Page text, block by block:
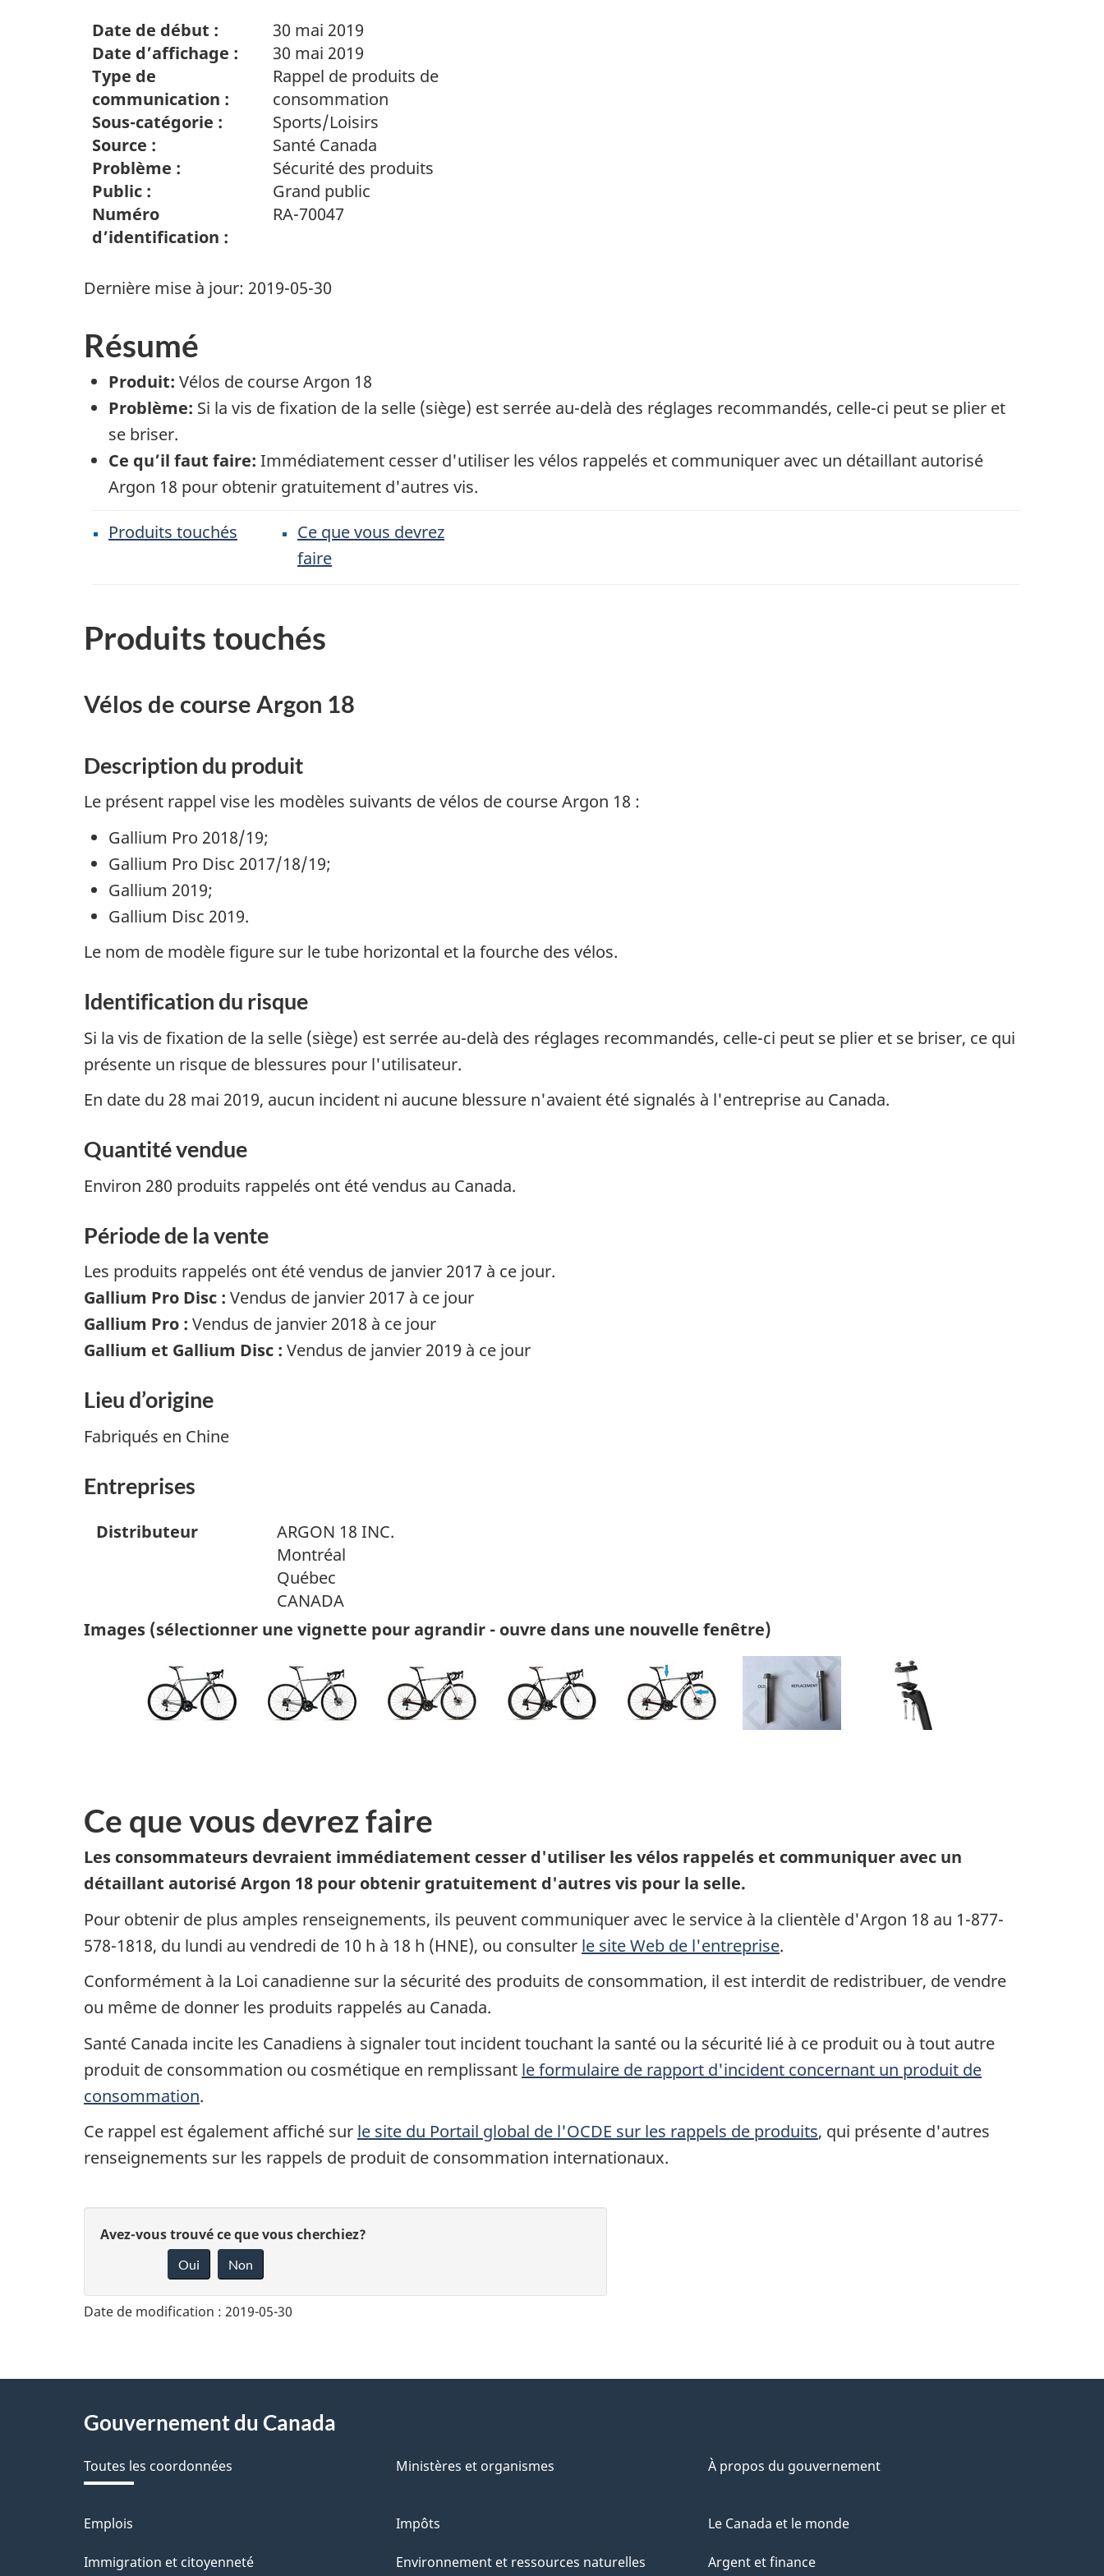
Date de début :
30 mai 2019
Date d’affichage :
30 mai 2019
Type de
communication :
Rappel de produits de
consommation
Sous-catégorie :
Sports/Loisirs
Source :
Santé Canada
Problème :
Sécurité des produits
Public :
Grand public
Numéro
d’identification :
RA-70047
Dernière mise à jour: 2019-05-30
Résumé
Produit: Vélos de course Argon 18
Problème: Si la vis de fixation de la selle (siège) est serrée au-delà des réglages recommandés, celle-ci peut se plier et
se briser.
Ce qu’il faut faire: Immédiatement cesser d'utiliser les vélos rappelés et communiquer avec un détaillant autorisé
Argon 18 pour obtenir gratuitement d'autres vis.
Produits touchés
Ce que vous devrez
faire
Produits touchés
Vélos de course Argon 18
Description du produit
Le présent rappel vise les modèles suivants de vélos de course Argon 18 :
Gallium Pro 2018/19;
Gallium Pro Disc 2017/18/19;
Gallium 2019;
Gallium Disc 2019.
Le nom de modèle figure sur le tube horizontal et la fourche des vélos.
Identification du risque
Si la vis de fixation de la selle (siège) est serrée au-delà des réglages recommandés, celle-ci peut se plier et se briser, ce qui
présente un risque de blessures pour l'utilisateur.
En date du 28 mai 2019, aucun incident ni aucune blessure n'avaient été signalés à l'entreprise au Canada.
Quantité vendue
Environ 280 produits rappelés ont été vendus au Canada.
Période de la vente
Les produits rappelés ont été vendus de janvier 2017 à ce jour.
Gallium Pro Disc : Vendus de janvier 2017 à ce jour
Gallium Pro : Vendus de janvier 2018 à ce jour
Gallium et Gallium Disc : Vendus de janvier 2019 à ce jour
Lieu d’origine
Fabriqués en Chine
Entreprises
Distributeur
ARGON 18 INC.
Montréal
Québec
CANADA
Images (sélectionner une vignette pour agrandir - ouvre dans une nouvelle fenêtre)
Ce que vous devrez faire
Les consommateurs devraient immédiatement cesser d'utiliser les vélos rappelés et communiquer avec un
détaillant autorisé Argon 18 pour obtenir gratuitement d'autres vis pour la selle.
Pour obtenir de plus amples renseignements, ils peuvent communiquer avec le service à la clientèle d'Argon 18 au 1-877-
578-1818, du lundi au vendredi de 10 h à 18 h (HNE), ou consulter le site Web de l'entreprise.
Conformément à la Loi canadienne sur la sécurité des produits de consommation, il est interdit de redistribuer, de vendre
ou même de donner les produits rappelés au Canada.
Santé Canada incite les Canadiens à signaler tout incident touchant la santé ou la sécurité lié à ce produit ou à tout autre
produit de consommation ou cosmétique en remplissant le formulaire de rapport d'incident concernant un produit de
consommation.
Ce rappel est également affiché sur le site du Portail global de l'OCDE sur les rappels de produits, qui présente d'autres
renseignements sur les rappels de produit de consommation internationaux.
D
n
v
o
r
e
Avez-vous trouvé ce que vous cherchiez?
Oui Non
Date de modification : 2019-05-30
AboutGouvernement du Canada
Toutes les coordonnées Ministères et organismes À propos du gouvernement
Thèmes
et
Emplois
Immigration et citoyenneté
Impôts
Environnement et ressources naturelles
Le Canada et le monde
Argent et finance